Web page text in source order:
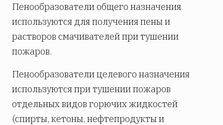
Пенообразователи общего назначения
используются для получения пены и
растворов смачивателей при тушении
пожаров.
Пенообразователи целевого назначения
используются при тушении пожаров
отдельных видов горючих жидкостей
(спирты, кетоны, нефтепродукты и